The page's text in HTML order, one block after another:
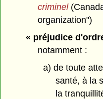
criminel
organization")
« préjudice
notamment :
a) de toute
santé, à la
la